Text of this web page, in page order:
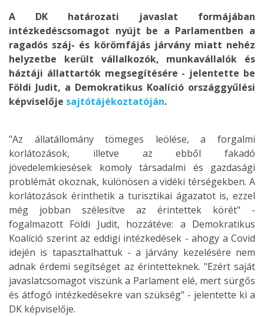
A DK határozati javaslat formájában
intézkedéscsomagot nyújt be a Parlamentben a
ragadós száj- és körömfájás járvány miatt nehéz
helyzetbe került vállalkozók, munkavállalók és
háztáji állattartók megsegítésére - jelentette be
Földi Judit, a Demokratikus Koalíció országgyűlési
képviselője sajtótájékoztatóján.
"Az állatállomány tömeges leölése, a forgalmi
korlátozások, illetve az ebből fakadó
jövedelemkiesések komoly társadalmi és gazdasági
problémát okoznak, különösen a vidéki térségekben. A
korlátozások érinthetik a turisztikai ágazatot is, ezzel
még jobban szélesítve az érintettek körét" -
fogalmazott Földi Judit, hozzátéve: a Demokratikus
Koalíció szerint az eddigi intézkedések - ahogy a Covid
idején is tapasztalhattuk - a járvány kezelésére nem
adnak érdemi segítséget az érintetteknek. "Ezért saját
javaslatcsomagot viszünk a Parlament elé, mert sürgős
és átfogó intézkedésekre van szükség" - jelentette ki a
DK képviselője.